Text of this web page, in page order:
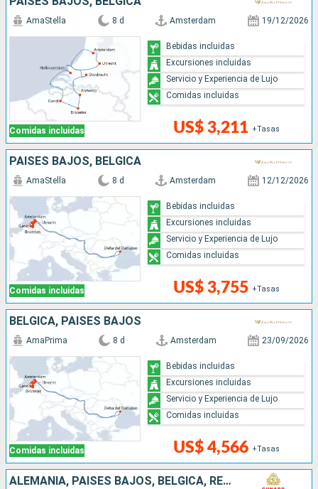
Comidas incluidas
AmaStella 8 d Amsterdam 19/12/2026
US$ 3,211 +Tasas
Bebidas incluidas
Excursiones incluidas
Servicio y Experiencia de Lujo
Comidas incluidas
PAISES BAJOS, BÉLGICA
Comidas incluidas
AmaStella 8 d Amsterdam 12/12/2026
US$ 3,755 +Tasas
Bebidas incluidas
Excursiones incluidas
Servicio y Experiencia de Lujo
Comidas incluidas
BÉLGICA, PAISES BAJOS
Comidas incluidas
AmaPrima 8 d Amsterdam 23/09/2026
US$ 4,566 +Tasas
Bebidas incluidas
Excursiones incluidas
Servicio y Experiencia de Lujo
Comidas incluidas
ALEMANIA, PAISES BAJOS, BÉLGICA, REINO UNIDO